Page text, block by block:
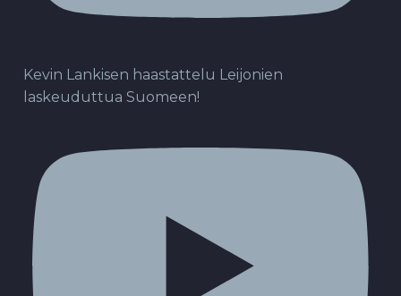
Kevin Lankisen haastattelu Leijonien
laskeuduttua Suomeen!